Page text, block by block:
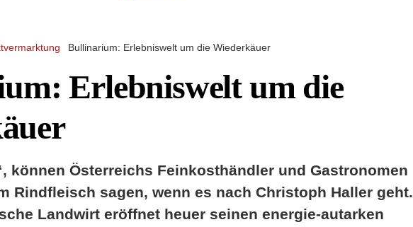
Bullinarium: Erlebniswelt um die Wiederkäuer
Erlebniswelt um die
können Österreichs Feinkosthändler und Gastronomen
Rindfleisch sagen, wenn es nach Christoph Haller geht.
Landwirt eröffnet heuer seinen energie-autarken